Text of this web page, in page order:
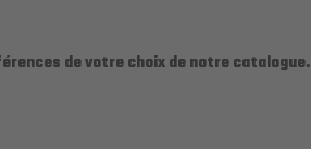
de votre choix de notre catalogue.